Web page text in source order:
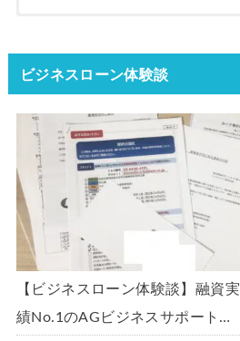
ビジネスローン体験談
【ビジネスローン体験談】融資実
績No.1のAGビジネスサポート